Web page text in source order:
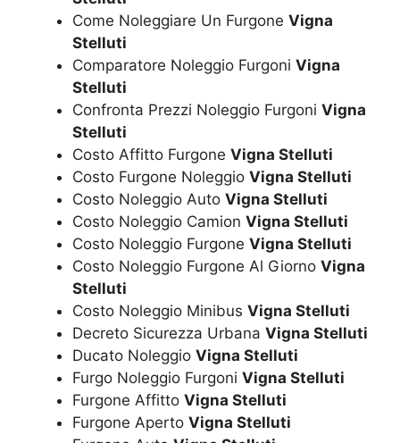
Come Noleggiare Un Furgone Vigna
Stelluti
Comparatore Noleggio Furgoni Vigna
Stelluti
Confronta Prezzi Noleggio Furgoni Vigna
Stelluti
Costo Affitto Furgone Vigna Stelluti
Costo Furgone Noleggio Vigna Stelluti
Costo Noleggio Auto Vigna Stelluti
Costo Noleggio Camion Vigna Stelluti
Costo Noleggio Furgone Vigna Stelluti
Costo Noleggio Furgone Al Giorno Vigna
Stelluti
Costo Noleggio Minibus Vigna Stelluti
Decreto Sicurezza Urbana Vigna Stelluti
Ducato Noleggio Vigna Stelluti
Furgo Noleggio Furgoni Vigna Stelluti
Furgone Affitto Vigna Stelluti
Furgone Aperto Vigna Stelluti